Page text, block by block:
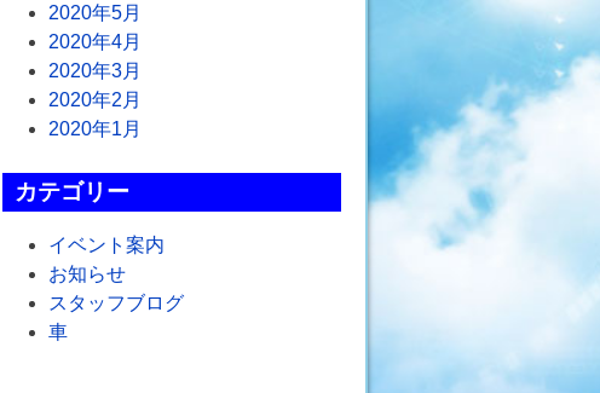
2020年5月
2020年4月
2020年3月
2020年2月
2020年1月
カテゴリー
イベント案内
お知らせ
スタッフブログ
車